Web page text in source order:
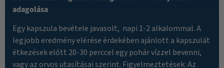
adagolása
Egy kapszula bevétele javasolt, napi 1-2 alkalommal. A
legjobb eredmény elérése érdekében ajánlott a kapszulát
étkezések előtt 20-30 perccel egy pohár vízzel bevenni,
vagy az orvos utasításai szerint. Figyelmeztetések: Az